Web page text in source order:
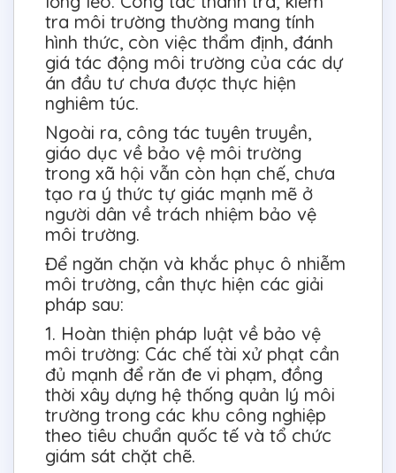
tra môi trường thường mang tính
hình thức, còn việc thẩm định, đánh
giá tác động môi trường của các dự
án đầu tư chưa được thực hiện
nghiêm túc.
Ngoài ra, công tác tuyên truyền,
giáo dục về bảo vệ môi trường
trong xã hội vẫn còn hạn chế, chưa
tạo ra ý thức tự giác mạnh mẽ ở
người dân về trách nhiệm bảo vệ
môi trường.
Để ngăn chặn và khắc phục ô nhiễm
môi trường, cần thực hiện các giải
pháp sau:
1. Hoàn thiện pháp luật về bảo vệ
môi trường: Các chế tài xử phạt cần
đủ mạnh để răn đe vi phạm, đồng
thời xây dựng hệ thống quản lý môi
trường trong các khu công nghiệp
theo tiêu chuẩn quốc tế và tổ chức
giám sát chặt chẽ.